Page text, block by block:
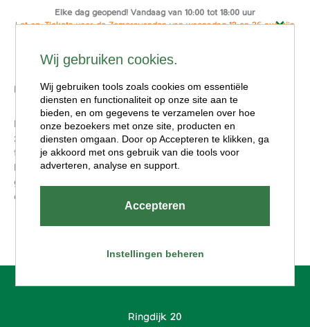
Elke dag geopend! Vandaag van 10:00 tot 18:00 uur
Let op: Tickets voor de Zomeravonden van woensdag 12 en 26 aug zijn
Boemeltrein
Doorisa/7 juli 2023
Door het hele park in een 100% elektrische trein! Lekker
zitten en uit het raam kijken. Terwijl je door Dierenwijck
tuft bekijk je rennende nandoe’s en springende wallaby’s.
Rij door Speelwijck langs de verkeerstuin en vang een
glimp op van Wandelwijck. Helemaal bijgekomen en klaar
om er weer keihard tegenaan te gaan.
Ringdijk 20
Wij gebruiken cookies.
Wij gebruiken tools zoals cookies om essentiële
diensten en functionaliteit op onze site aan te
bieden, en om gegevens te verzamelen over hoe
onze bezoekers met onze site, producten en
diensten omgaan. Door op Accepteren te klikken, ga
je akkoord met ons gebruik van die tools voor
adverteren, analyse en support.
Accepteren
Instellingen beheren